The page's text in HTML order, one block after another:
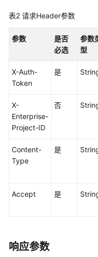
何
应
用
配
表2 请求Header参数
参数
是否
必选
参数
型
X-Auth-
Token
是
X-
Enterprise-
Project-ID
否
Content-
Type
是
Accept 是
响应参数